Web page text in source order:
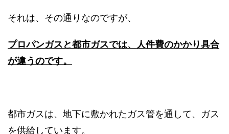
それは、その通りなのですが、
プロパンガスと都市ガスでは、人件費のかかり具合
が違うのです。
都市ガスは、地下に敷かれたガス管を通して、ガス
を供給しています。